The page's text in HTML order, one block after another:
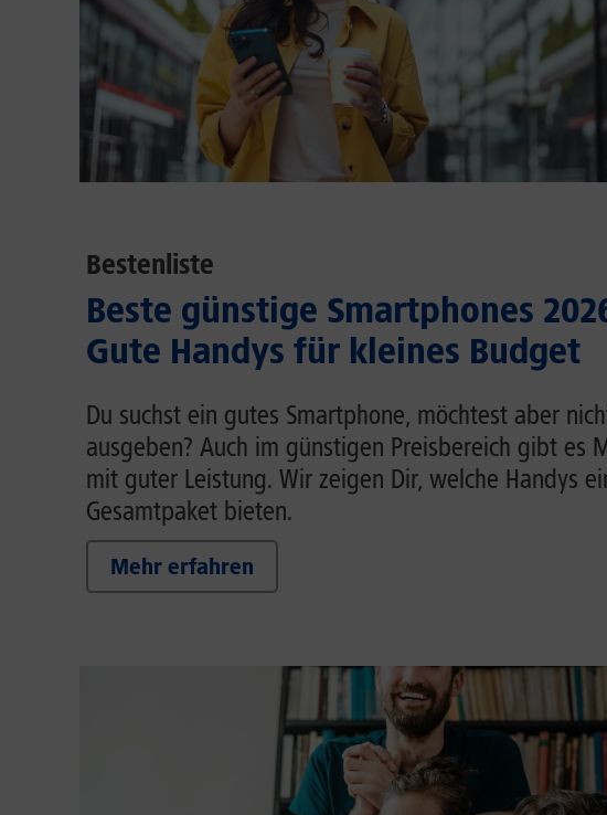
Bestenliste
Beste günstige Smartphones
Gute Handys für kleines Budget
Du suchst ein gutes Smartphone, möchtest aber
ausgeben? Auch im günstigen Preisbereich gibt es
mit guter Leistung. Wir zeigen Dir, welche Handys
Gesamtpaket bieten.
Mehr erfahren